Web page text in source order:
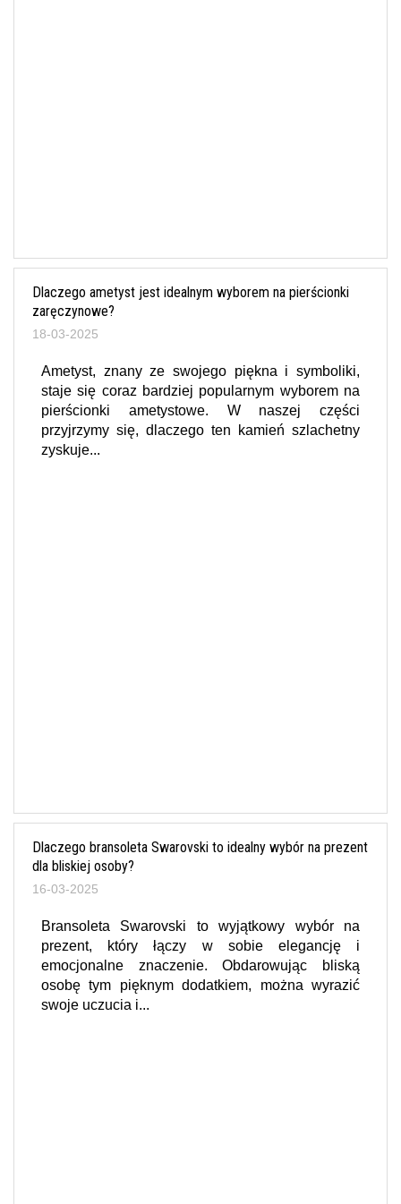
Dlaczego ametyst jest idealnym wyborem na pierścionki
zaręczynowe?
18-03-2025
Ametyst, znany ze swojego piękna i symboliki,
staje się coraz bardziej popularnym wyborem na
pierścionki ametystowe. W naszej części
przyjrzymy się, dlaczego ten kamień szlachetny
zyskuje...
Dlaczego bransoleta Swarovski to idealny wybór na prezent
dla bliskiej osoby?
16-03-2025
Bransoleta Swarovski to wyjątkowy wybór na
prezent, który łączy w sobie elegancję i
emocjonalne znaczenie. Obdarowując bliską
osobę tym pięknym dodatkiem, można wyrazić
swoje uczucia i...